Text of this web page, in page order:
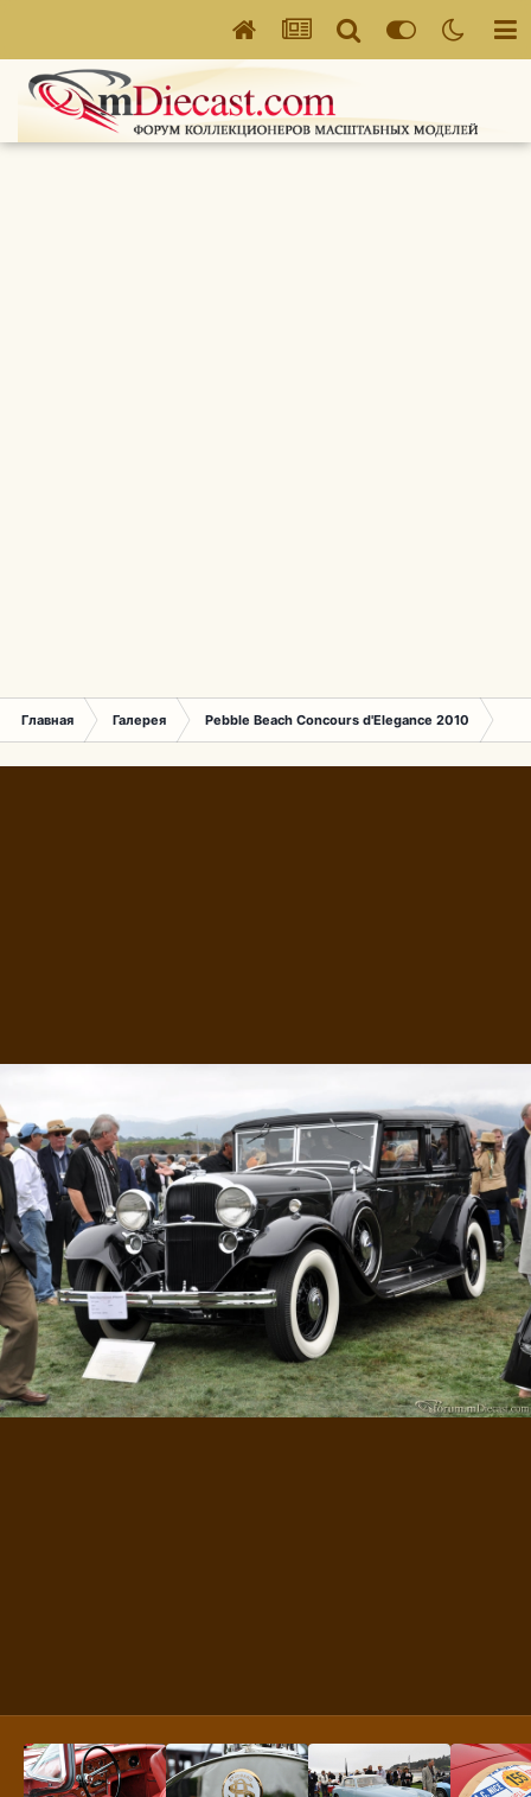
Главная Галерея Pebble Beach Concours d'Elegance 2010